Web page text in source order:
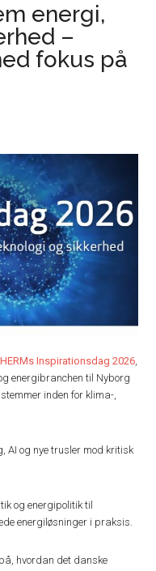
energi,
–
fokus på
Inspirationsdag 2026
energibranchen til Nyborg
inden for klima-,
AI og nye trusler mod kritisk
og energipolitik til
energiløsninger i praksis.
hvordan det danske